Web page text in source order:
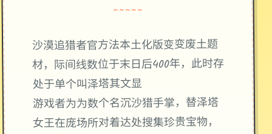
~~~~~
沙漠追猎者官方法本土化版变变废土题
材，际间线数位于末日后400年，此时存
处于单个叫泽塔其文显
游戏者为为数个名沉沙猎手掌，替泽塔
女王在庞场所对着达处搜集珍贵宝物，